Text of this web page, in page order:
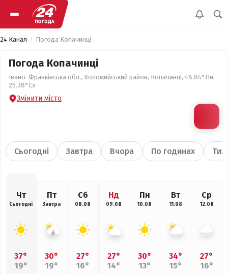
24 Канал Погода Копачинці
Погода Копачинці
Івано-Франківська обл., Коломийський район, Копачинці, 48.84°Пн,
25.38°Сх
Змінити місто
Сьогодні Завтра Вчора По годинах
Чт
Сьогодні
37°
19°
Пт
Завтра
30°
19°
Сб
08.08
27°
16°
Нд
09.08
27°
14°
Пн
10.08
30°
13°
Вт
11.08
34°
15°
Ср
12.08
27°
16°